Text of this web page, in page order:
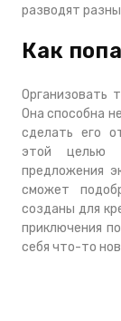
разводят
Как
Организовать
Она способна
сделать его
этой целью
предложения
сможет
созданы для
приключения
себя что-то